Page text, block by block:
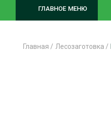
ГЛАВНОЕ МЕНЮ
Главная / Лесозаготовка /